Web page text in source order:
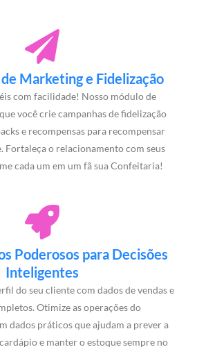
Marketing e Fidelização
com facilidade! Nosso módulo de
você crie campanhas de fidelização
e recompensas para recompensar
Fortaleça o relacionamento com seus
cada um em um fã sua Confeitaria!
Poderosos para Decisões
Inteligentes
do seu cliente com dados de vendas e
Otimize as operações do
dados práticos que ajudam a prever a
e manter o estoque sempre no